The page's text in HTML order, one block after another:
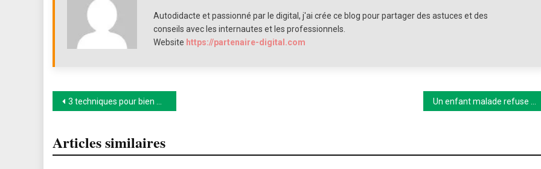
Autodidacte et passionné par le digital, j'ai crée ce blog pour partager des astuces et des
conseils avec les internautes et les professionnels.
Website https://partenaire-digital.com
Navigation
l’article
3 techniques pour bien économiser en voyage Un enfant malade refuse de manger ou de boire : que faire ?
Articles similaires